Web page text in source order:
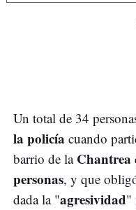
Un total de 34
la policía cuando
barrio de la Chantrea
personas, y que
dada la "agresividad"